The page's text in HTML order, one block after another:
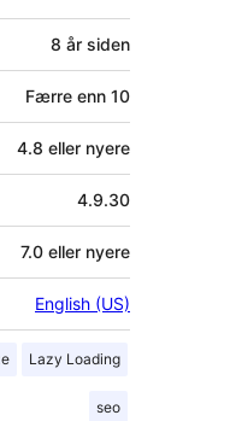
8 år siden
Færre enn 10
4.8 eller nyere
4.9.30
7.0 eller nyere
English (US)
Lazy Loading
seo